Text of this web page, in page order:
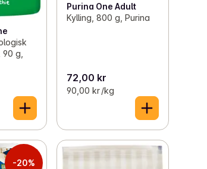
g,
Purina One Adult
Kylling, 800 g, Purina
72,00 kr
90,00 kr /kg
-20%